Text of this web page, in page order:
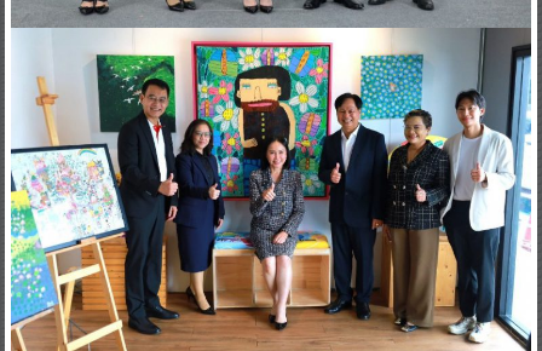
นอกจากนี้มูลนิธิออทิสติกไทยยังได้รับความร่วมมืออย่างต่อเน่อง